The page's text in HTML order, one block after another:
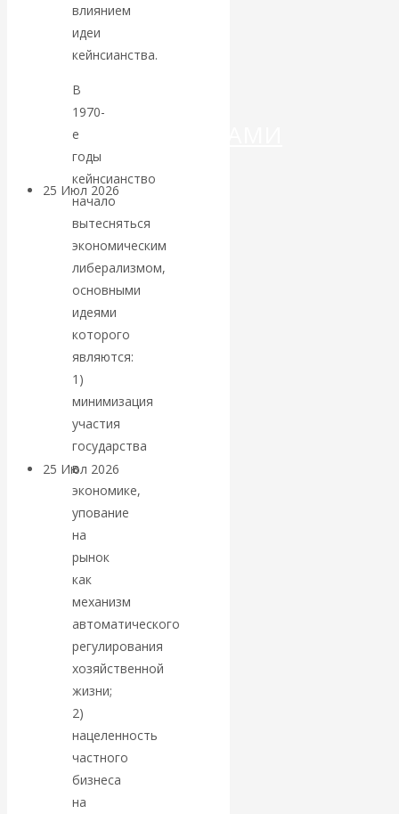
ДЕНЕГ»: КИТАЙ
ВЕДЁТ БОРЬБУ
КРИПТОВАЛЮТАМИ
25 Июл 2026
Валентин
КАтасонов.
Может ли
Америка
покинуть НАТО?
25 Июл 2026
интервью и беседы
«Об этом
молчат»:
экономист
Валентин
Катасонов
считает, что
кризис в
влиянием
идеи
кейнсианства.
В
1970-
е
годы
кейнсианство
начало
вытесняться
экономическим
либерализмом,
основными
идеями
которого
являются:
1)
минимизация
участия
государства
в
экономике,
упование
на
рынок
как
механизм
автоматического
регулирования
хозяйственной
жизни;
2)
нацеленность
частного
бизнеса
на